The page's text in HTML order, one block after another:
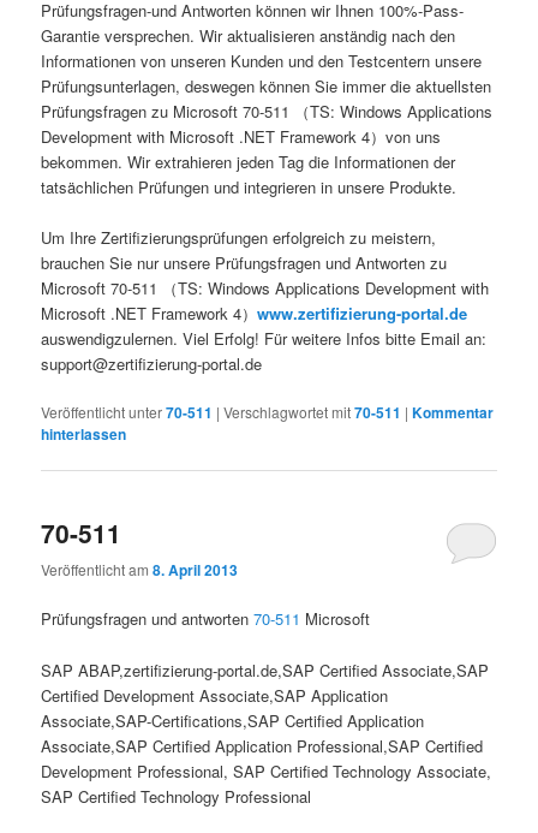
Prüfungsfragen-und Antworten können wir Ihnen 100%-Pass-
Garantie versprechen. Wir aktualisieren anständig nach den
Informationen von unseren Kunden und den Testcentern unsere
Prüfungsunterlagen, deswegen können Sie immer die aktuellsten
Prüfungsfragen zu Microsoft 70-511 （TS: Windows Applications
Development with Microsoft .NET Framework 4）von uns
bekommen. Wir extrahieren jeden Tag die Informationen der
tatsächlichen Prüfungen und integrieren in unsere Produkte.
Um Ihre Zertifizierungsprüfungen erfolgreich zu meistern,
brauchen Sie nur unsere Prüfungsfragen und Antworten zu
Microsoft 70-511 （TS: Windows Applications Development with
Microsoft .NET Framework 4）www.zertifizierung-portal.de
auswendigzulernen. Viel Erfolg! Für weitere Infos bitte Email an:
support@zertifizierung-portal.de
Veröffentlicht unter70-511 |Verschlagwortet mit70-511 |Kommentar
hinterlassen
70-511
Veröffentlicht am8. April 2013
Prüfungsfragen und antworten70-511 Microsoft
SAP ABAP,zertifizierung-portal.de,SAP Certified Associate,SAP
Certified Development Associate,SAP Application
Associate,SAP-Certifications,SAP Certified Application
Associate,SAP Certified Application Professional,SAP Certified
Development Professional, SAP Certified Technology Associate,
SAP Certified Technology Professional